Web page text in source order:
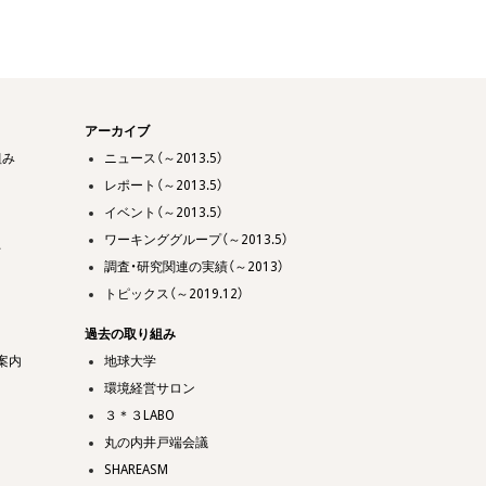
内
アーカイブ
ニュース（～2013.5）
レポート（～2013.5）
イベント（～2013.5）
ワーキンググループ（～2013.5）
調査・研究関連の実績（～2013）
トピックス（～2019.12）
過去の取り組み
地球大学
環境経営サロン
３＊３LABO
丸の内井戸端会議
SHAREASM